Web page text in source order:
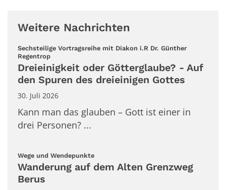
Weitere Nachrichten
Sechsteilige Vortragsreihe mit Diakon i.R Dr. Günther
Regentrop:
Dreieinigkeit oder Götterglaube? - Auf
den Spuren des dreieinigen Gottes
30. Juli 2026
Kann man das glauben – Gott ist einer in
drei Personen? ...
Wege und Wendepunkte:
Wanderung auf dem Alten Grenzweg
Berus